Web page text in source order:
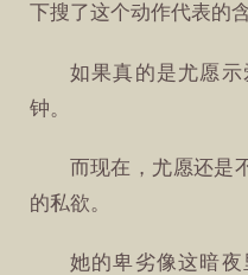
下搜了这个动作代表的含
如果真的是尤愿
钟。
而现在，尤愿还是
的私欲。
她的卑劣像这暗